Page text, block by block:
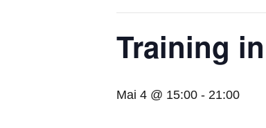
Trai­ning
Mai 4 @ 15:00 - 21:00